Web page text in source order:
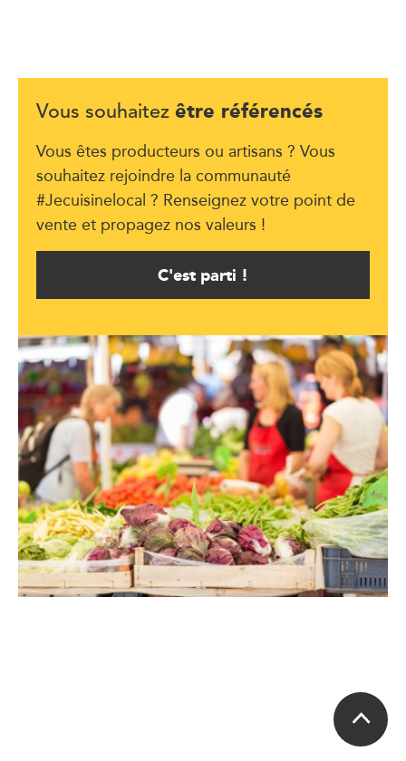
Vous souhaitez être référencés
Vous êtes producteurs ou artisans ? Vous
souhaitez rejoindre la communauté
#Jecuisinelocal ? Renseignez votre point de
vente et propagez nos valeurs !
C'est parti !